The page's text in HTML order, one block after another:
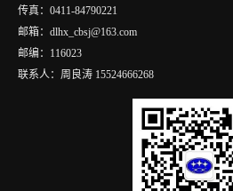
传真：0411-84790221
邮箱：dlhx_cbsj@163.com
邮编：116023
联系人：周良涛 15524666268